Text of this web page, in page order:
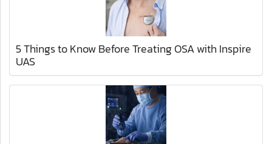
5 Things to Know Before Treating OSA with Inspire
UAS